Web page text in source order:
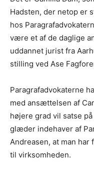
Hadsten, der netop er
hos
være et af de daglige
uddannet jurist fra
stilling ved Ase
Paragrafadvokaterne
med ansættelsen af
højere grad vil satse
glæder indehaver af
Andreasen, at man
til virksomheden.